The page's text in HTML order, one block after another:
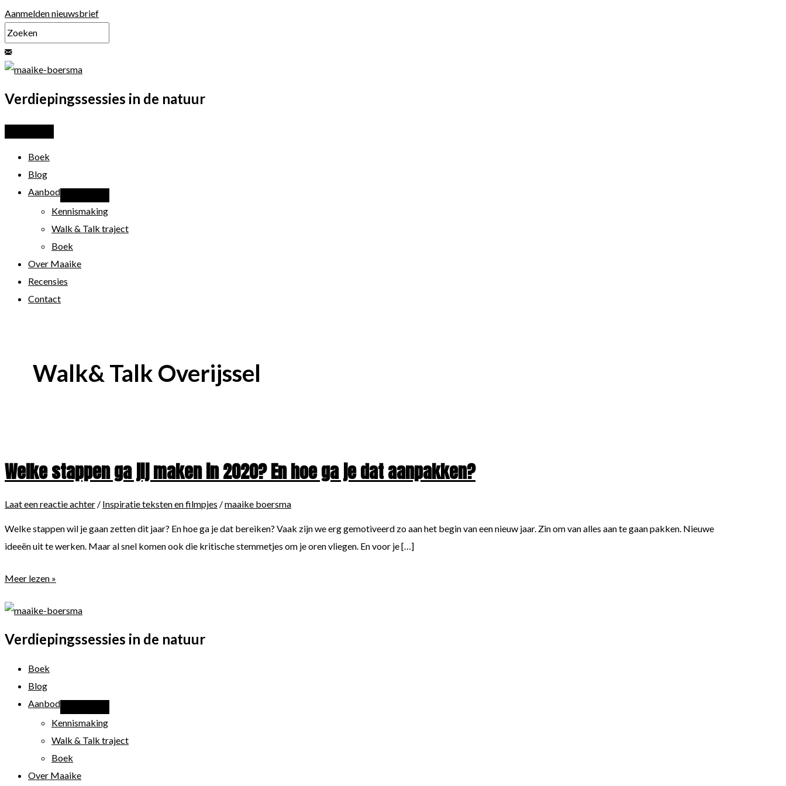
Ga
naar
de
inhoud
Aanmelden nieuwsbrief
Verdiepingssessies in de natuur
Boek
Blog
Aanbod
Kennismaking
Walk & Talk traject
Boek
Over Maaike
Recensies
Contact
Walk& Talk Overijssel
Welke stappen ga jij maken in 2020? En hoe ga je dat aanpakken?
Laat een reactie achter / Inspiratie teksten en filmpjes /maaike boersma
Welke stappen wil je gaan zetten dit jaar? En hoe ga je dat bereiken? Vaak zijn we erg gemotiveerd zo aan het begin van een nieuw jaar. Zin om van alles aan te gaan pakken. Nieuwe
ideeën uit te werken. Maar al snel komen ook die kritische stemmetjes om je oren vliegen. En voor je […]
Welke
ga
maken
2020?
Meer lezen »
Verdiepingssessies in de natuur
Boek
Blog
Aanbod
Kennismaking
Walk & Talk traject
Boek
Over Maaike